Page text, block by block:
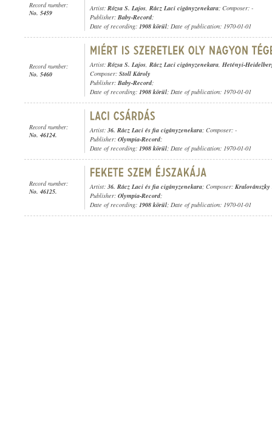
Record number:
No. 5459
Artist: Rózsa S. Lajos, Rácz Laci cigányzenekara; Composer: -
Publisher: Baby-Record;
Date of recording: 1908 körül; Date of publication: 1970-01-01
Record number:
No. 5460
Artist: Rózsa S. Lajos, Rácz Laci cigányzenekara, Hetényi-
Composer: Stoll Károly
Publisher: Baby-Record;
Date of recording: 1908 körül; Date of publication: 1970-01-01
Record number:
No. 46124.
Artist: 36. Rácz Laci és fia cigányzenekara; Composer: -
Publisher: Olympia-Record;
Date of recording: 1908 körül; Date of publication: 1970-01-01
Record number:
No. 46125.
Artist: 36. Rácz Laci és fia cigányzenekara; Composer:
Publisher: Olympia-Record;
Date of recording: 1908 körül; Date of publication: 1970-01-01